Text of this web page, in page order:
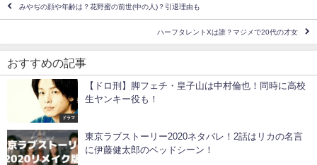
みやぢの顔や年齢は？花野蜜の前世(中の人)？引退理由も
ハーフタレントXは誰？マジメで20代の才女
おすすめの記事
ドラマ
【ドロ刑】脚フェチ・皇子山は中村倫也！同時に高校
生ヤンキー役も！
東京ラブストーリー2020ネタバレ！2話はリカの名言
に伊藤健太郎のベッドシーン！